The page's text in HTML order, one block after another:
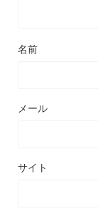
名前
メール
サイト